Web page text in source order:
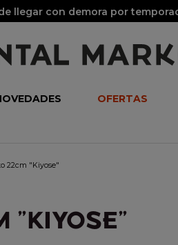
llegar con demora por
OFERTAS
22cm "Kiyose"
"KIYOSE"